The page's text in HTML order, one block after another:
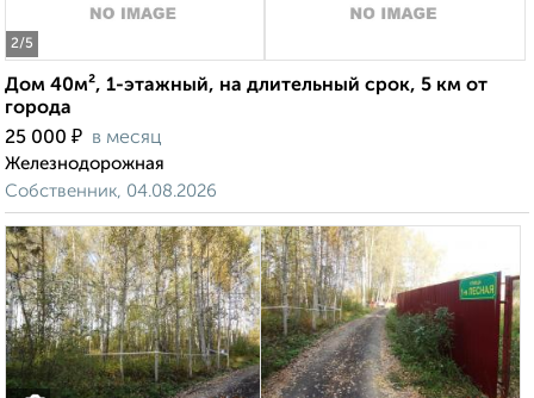
2/5
Дом 40м², 1-этажный, на длительный срок, 5 км от
города
25 000 ₽ в месяц
Железнодорожная
Собственник, 04.08.2026